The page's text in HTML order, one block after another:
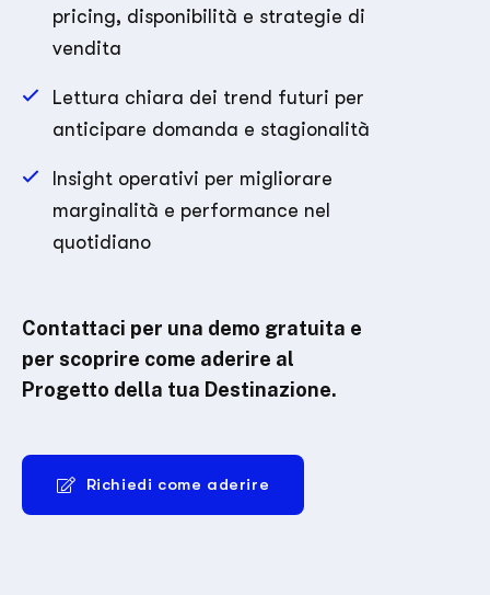
pricing, disponibilità e strategie di
vendita
Lettura chiara dei trend futuri per
anticipare domanda e stagionalità
Insight operativi per migliorare
marginalità e performance nel
quotidiano
Contattaci per una demo gratuita e
per scoprire come aderire al
Progetto della tua Destinazione.
Richiedi come aderire